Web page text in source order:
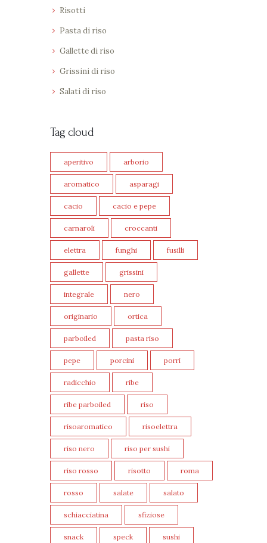
Risotti
Pasta di riso
Gallette di riso
Grissini di riso
Salati di riso
Tag cloud
aperitivo arborio
aromatico asparagi
cacio cacio e pepe
carnaroli croccanti
elettra funghi fusilli
gallette grissini
integrale nero
originario ortica
parboiled pasta riso
pepe porcini porri
radicchio ribe
ribe parboiled riso
risoaromatico risoelettra
riso nero riso per sushi
riso rosso risotto roma
rosso salate salato
schiacciatina sfiziose
snack speck sushi